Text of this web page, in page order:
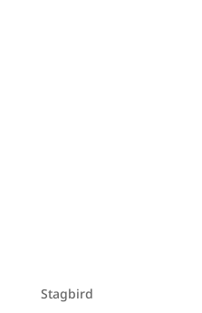
Stagbird